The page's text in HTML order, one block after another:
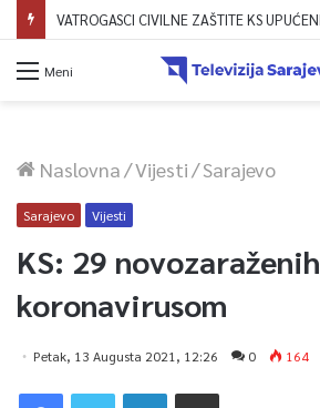
Meni
Naslovna/Vijesti/Sarajevo
Sarajevo Vijesti
KS: 29 novozaraženih
koronavirusom
Petak, 13 Augusta 2021, 12:26 0 164